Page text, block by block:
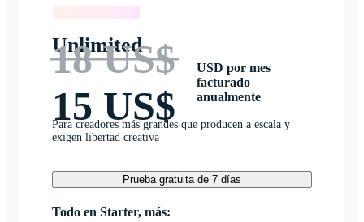
Unlimited
18 US$
15 US$
USD por mes
facturado
anualmente
Para creadores más grandes que producen a escala y
exigen libertad creativa
Prueba gratuita de 7 días
Todo en Starter, más: